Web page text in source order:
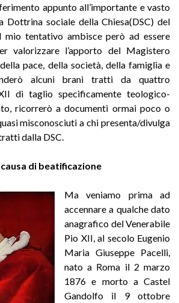
appunto all’importante e vasto
Dottrina sociale della Chiesa(DSC) del
mio tentativo ambisce però ad essere
valorizzare l’apporto del Magistero
pace, della società, della famiglia e
alcuni brani tratti da quattro
di taglio specificamente teologico-
ricorrerò a documenti ormai poco o
misconosciuti a chi presenta/divulga
dalla DSC.
causa di beatificazione
Ma veniamo prima ad
accennare a qualche dato
anagrafico del Venerabile
Pio XII, al secolo Eugenio
Maria Giuseppe Pacelli,
nato a Roma il 2 marzo
1876 e morto a Castel
Gandolfo il 9 ottobre